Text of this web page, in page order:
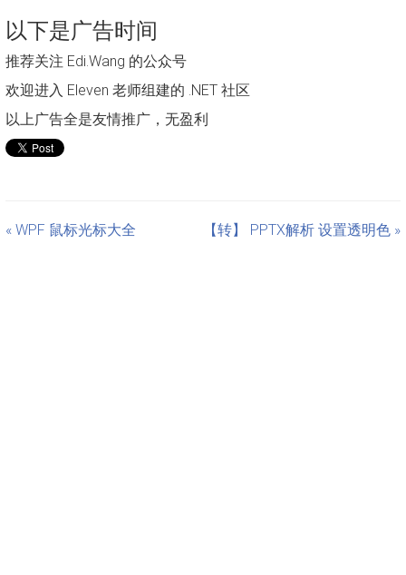
以下是广告时间
推荐关注 Edi.Wang 的公众号
欢迎进入 Eleven 老师组建的 .NET 社区
以上广告全是友情推广，无盈利
« WPF 鼠标光标大全 【转】 PPTX解析 设置透明色 »